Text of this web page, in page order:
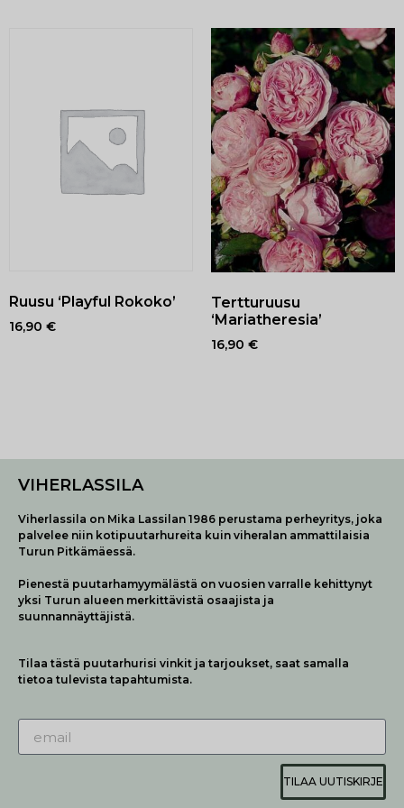
Ruusu ‘Playful Rokoko’
16,90 €
Tertturuusu
‘Mariatheresia’
16,90 €
VIHERLASSILA
Viherlassila on Mika Lassilan 1986 perustama perheyritys, joka
palvelee niin kotipuutarhureita kuin viheralan ammattilaisia
Turun Pitkämäessä.
Pienestä puutarhamyymälästä on vuosien varralle kehittynyt
yksi Turun alueen merkittävistä osaajista ja
suunnannäyttäjistä.
Tilaa tästä puutarhurisi vinkit ja tarjoukset, saat samalla
tietoa tulevista tapahtumista.
TILAA UUTISKIRJE